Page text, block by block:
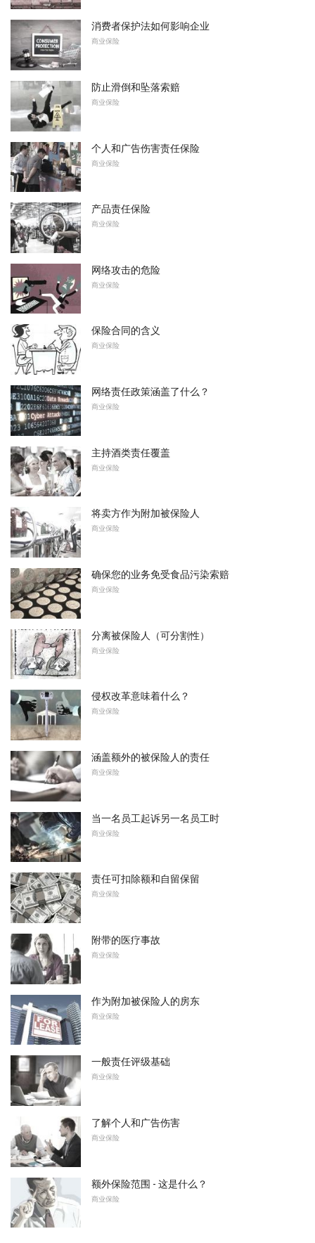
消费者保护法如何影响企业
商业保险
防止滑倒和坠落索赔
商业保险
个人和广告伤害责任保险
商业保险
产品责任保险
商业保险
网络攻击的危险
商业保险
保险合同的含义
商业保险
网络责任政策涵盖了什么？
商业保险
主持酒类责任覆盖
商业保险
将卖方作为附加被保险人
商业保险
确保您的业务免受食品污染索赔
商业保险
分离被保险人（可分割性）
商业保险
侵权改革意味着什么？
商业保险
涵盖额外的被保险人的责任
商业保险
当一名员工起诉另一名员工时
商业保险
责任可扣除额和自留保留
商业保险
附带的医疗事故
商业保险
作为附加被保险人的房东
商业保险
一般责任评级基础
商业保险
了解个人和广告伤害
商业保险
额外保险范围 - 这是什么？
商业保险